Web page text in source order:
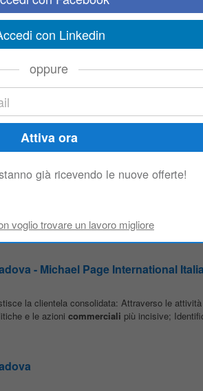
gestione del pianocommercialee di
- Michael Page
; Stabilisce, previo accordo con la
clienti per il conseguimento degli obiettivi...
e contratti; • Gestirai il processo di pre...
- Michael Page International
la clientela consolidata: Attraverso le
e le azioni commerciali più incisive;
con Linkedin
oppure
già ricevendo le nuove offerte!